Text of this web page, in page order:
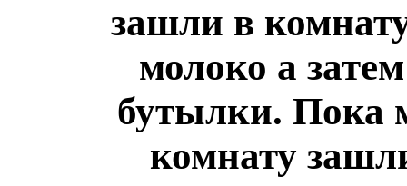
зашли в
молоко а
бутылки. Пока
комнату